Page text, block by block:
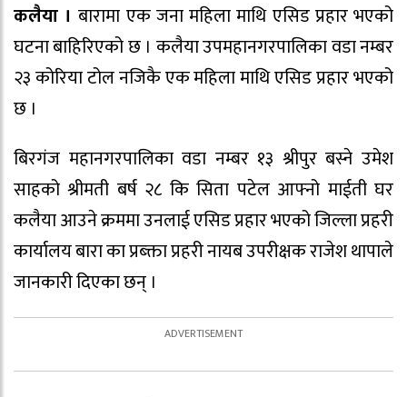
कलैया ।बारामा एक जना महिला माथि एसिड प्रहार भएको
घटना बाहिरिएको छ । कलैया उपमहानगरपालिका वडा नम्बर
२३ कोरिया टोल नजिकै एक महिला माथि एसिड प्रहार भएको
छ ।
बिरगंज महानगरपालिका वडा नम्बर १३ श्रीपुर बस्ने उमेश
साहको श्रीमती बर्ष २८ कि सिता पटेल आफ्नो माईती घर
कलैया आउने क्रममा उनलाई एसिड प्रहार भएको जिल्ला प्रहरी
कार्यालय बारा का प्रब्क्ता प्रहरी नायब उपरीक्षक राजेश थापाले
जानकारी दिएका छन् ।